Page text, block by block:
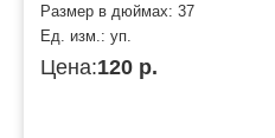
Размер в дюймах: 37
Ед. изм.: уп.
Цена:120 р.